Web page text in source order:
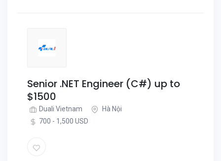
Senior .NET Engineer (C#) up to
$1500
Duali Vietnam
Hà Nội
700 - 1,500 USD